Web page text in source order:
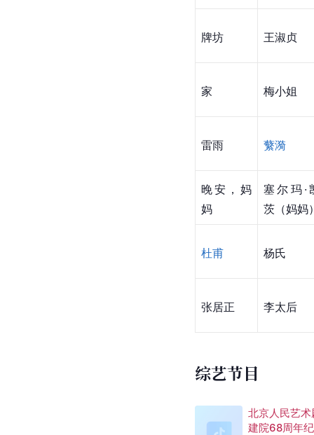
牌坊 王淑贞
家 梅小姐
雷雨 蘩漪
晚安，妈
妈
塞尔玛·
茨（妈妈
杜甫 杨氏
张居正 李太后
综艺节目
北京人民艺术
建院68周年